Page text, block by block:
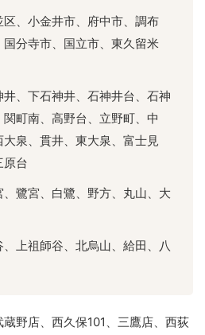
、小金井市、府中市、調布
分寺市、国立市、東久留米
、下石神井、石神井台、石神
町南、高野台、立野町、中
泉、貫井、東大泉、富士見
原台
鷺宮、白鷺、野方、丸山、大
上祖師谷、北烏山、給田、八
野店、西久保101、三鷹店、西荻